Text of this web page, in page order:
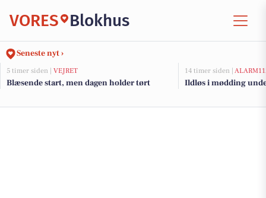
VORES Blokhus
Seneste nyt ›
5 timer siden | VEJRET
Blæsende start, men dagen holder tørt
14 timer siden |
Ildløs i mødding